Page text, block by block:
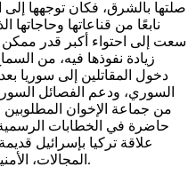
صلتها بالشرق، فكان توجهها
نابعًا من قناعاتها وحاجاتها
سعت إلى احتواء أكبر قدر
زيادة نفوذها فيه، من
السوري، ودعم الفصائل
من جماعة الإخوان
حاضرة في الخطابات
علاقة تركيا بإسرائيل
المجالات، الأمنية، والسياسية، والاقتصادية، وغيرها.